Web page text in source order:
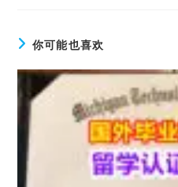
你可能也喜欢